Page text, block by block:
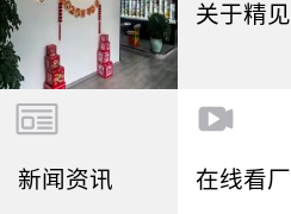
关于精见
新闻资讯 在线看厂